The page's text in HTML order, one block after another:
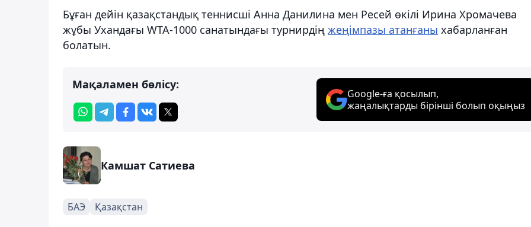
Бұған дейін қазақстандық теннисші Анна Данилина мен Ресей өкілі Ирина Хромачева
жұбы Ухандағы WTA-1000 санатындағы турнирдің жеңімпазы атанғаны хабарланған
болатын.
Мақаламен бөлісу:
Google-ға қосылып,
жаңалықтарды бірінші болып оқыңыз
Камшат Сатиева
БАЭ Қазақстан